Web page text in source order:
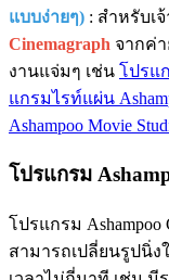
แบบง่ายๆ) : สำหรับเ
Cinemagraph จากค่
งานแจ่มๆ เช่น โปรแ
แกรมไรท์แผ่น
Ashampoo Movie
โปรแกรม
โปรแกรม Ashampoo
สามารถเปลี่ยนรูปนิ่